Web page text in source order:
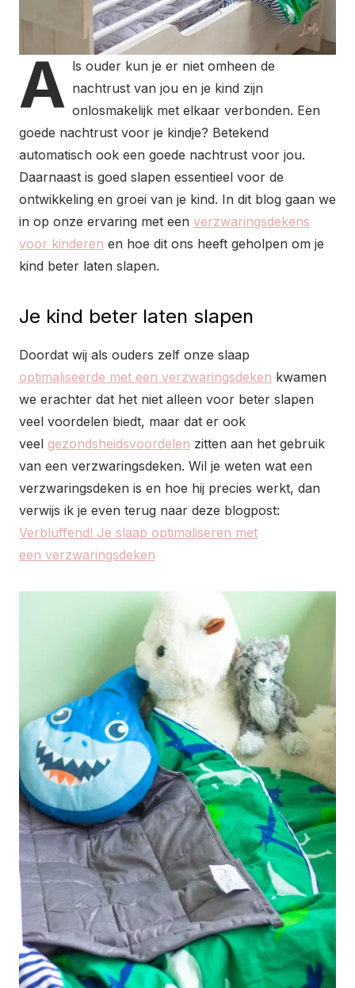
A ls ouder kun je er niet omheen de
nachtrust van jou en je kind zijn
onlosmakelijk met elkaar verbonden. Een
goede nachtrust voor je kindje? Betekend
automatisch ook een goede nachtrust voor jou.
Daarnaast is goed slapen essentieel voor de
ontwikkeling en groei van je kind. In dit blog gaan we
in op onze ervaring met een verzwaringsdekens
voor kinderen en hoe dit ons heeft geholpen om je
kind beter laten slapen.
Je kind beter laten slapen
Doordat wij als ouders zelf onze slaap
optimaliseerde met een verzwaringsdeken kwamen
we erachter dat het niet alleen voor beter slapen
veel voordelen biedt, maar dat er ook
veel gezondsheidsvoordelen zitten aan het gebruik
van een verzwaringsdeken. Wil je weten wat een
verzwaringsdeken is en hoe hij precies werkt, dan
verwijs ik je even terug naar deze blogpost:
Verbluffend! Je slaap optimaliseren met
een verzwaringsdeken